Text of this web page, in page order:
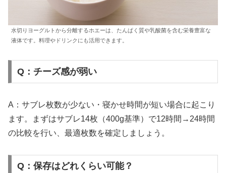
水切りヨーグルトから分離するホエーは、たんぱく質や乳酸菌を含む栄養豊富な
液体です。料理やドリンクにも活用できます。
Q：チーズ感が弱い
A：サブレ枚数が少ない・寝かせ時間が短い場合に起こり
ます。まずはサブレ14枚（400g基準）で12時間→24時間
の比較を行い、最適枚数を確定しましょう。
Q：保存はどれくらい可能？